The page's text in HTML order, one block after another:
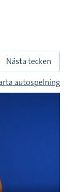
Nästa tecken
autospelning